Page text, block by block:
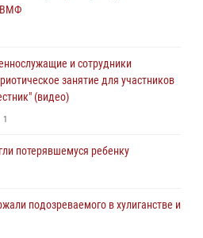
войск национальной гвардии
ВМФ
и сотрудники
занятие для участников
(видео)
1
потерявшемуся ребенку
подозреваемого в хулиганстве и